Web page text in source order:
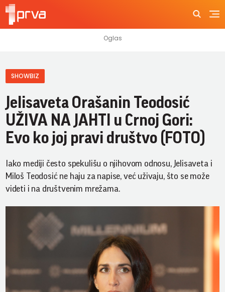
SHOWBIZ
Jelisaveta Orašanin Teodosić
UŽIVA NA JAHTI u Crnoj Gori:
Evo ko joj pravi društvo (FOTO)
Iako mediji često spekulišu o njihovom odnosu, Jelisaveta i
Miloš Teodosić ne haju za napise, već uživaju, što se može
videti i na društvenim mrežama.